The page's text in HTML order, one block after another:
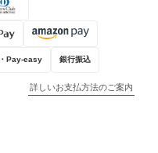
Pay-easy 銀行振込
詳しいお支払方法のご案内